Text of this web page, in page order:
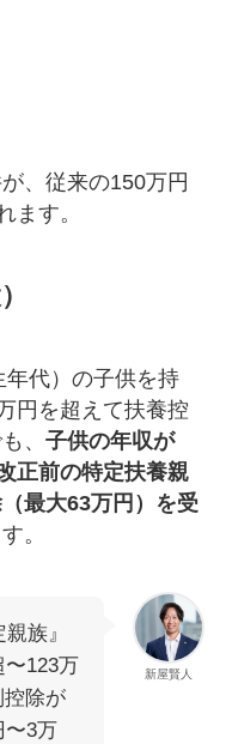
、従来の150万円
ます。
代）の子供を持
円を超えて扶養控
、 子供の年収が
正前の特定扶養親
最大63万円）を受
。
新屋賢人
族』
123万
控除が
〜3万